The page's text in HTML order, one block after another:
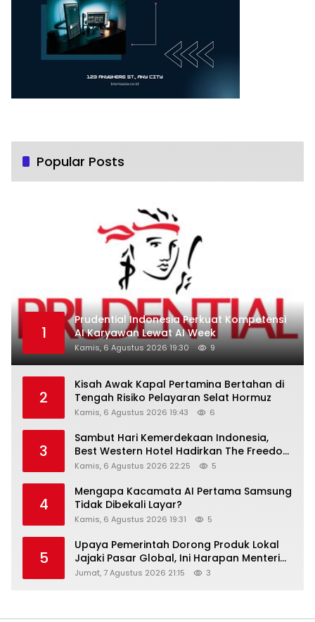
Popular Posts
1
Prudential Indonesia Perkuat Kompetensi
AI Karyawan Lewat AI Week
Kamis, 6 Agustus 2026 19:30 9
2
Kisah Awak Kapal Pertamina Bertahan di
Tengah Risiko Pelayaran Selat Hormuz
Kamis, 6 Agustus 2026 19:43 6
3
Sambut Hari Kemerdekaan Indonesia,
Best Western Hotel Hadirkan The Freedom
Stay Diskon Hingga 45%
Kamis, 6 Agustus 2026 22:25 5
4
Mengapa Kacamata AI Pertama Samsung
Tidak Dibekali Layar?
Kamis, 6 Agustus 2026 19:31 5
5
Upaya Pemerintah Dorong Produk Lokal
Jajaki Pasar Global, Ini Harapan Menteri
Perindustrian RI Lewat ILT dan IGT Expo
Jumat, 7 Agustus 2026 21:15 3